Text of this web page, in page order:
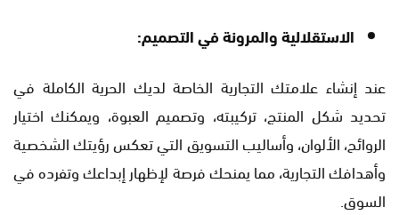
الاستقلالية والمرونة في التصميم:
عند إنشاء علامتك التجارية الخاصة لديك الحرية الكاملة في
تحديد شكل المنتج، تركيبته، وتصميم العبوة، ويمكنك اختيار
الروائح، الألوان، وأساليب التسويق التي تعكس رؤيتك الشخصية
وأهدافك التجارية، مما يمنحك فرصة لإظهار إبداعك وتفرده في
السوق.